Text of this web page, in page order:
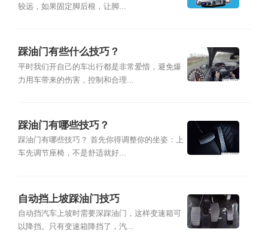
较远，如果固定脚后根，让脚...
踩油门有些什么技巧？
平时我们开自己的车出行都是非常爱惜，避免爆
力用车带来的伤害，控制和合理...
踩油门有哪些技巧？
踩油门有哪些技巧？ 首先你得调整你的坐姿：上
车先调节座椅，不是舒适就好...
自动挡上坡踩油门技巧
自动挡汽车上坡时需要深踩油门，这样变速箱可
以降挡。只有变速箱降挡了，汽...